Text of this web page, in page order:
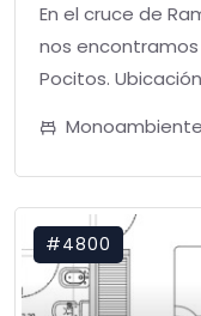
En el cruce de
nos encontramos
Pocitos.
Monoambiente
#4800